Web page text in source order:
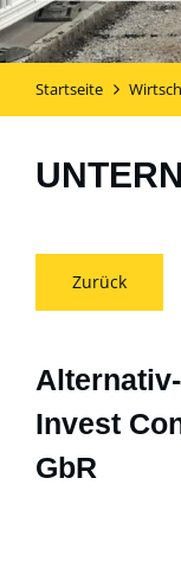
Startseite
Zurück
Invest
GbR